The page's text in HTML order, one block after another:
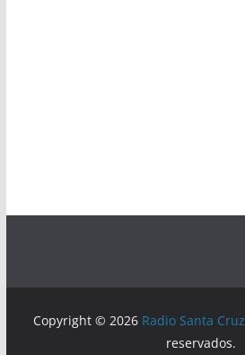
Copyright © 2026 Radio Santa Cruz
reservados.